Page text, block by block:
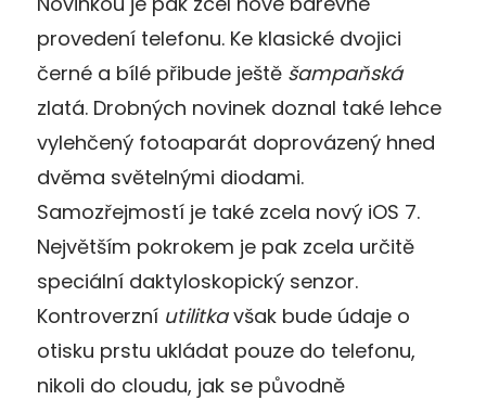
provedení telefonu. Ke klasické dvojici
černé a bílé přibude ještě šampaňská
zlatá. Drobných novinek doznal také lehce
vylehčený fotoaparát doprovázený hned
dvěma světelnými diodami.
Samozřejmostí je také zcela nový iOS 7.
Největším pokrokem je pak zcela určitě
speciální daktyloskopický senzor.
Kontroverzní utilitkavšak bude údaje o
otisku prstu ukládat pouze do telefonu,
nikoli do cloudu, jak se původně